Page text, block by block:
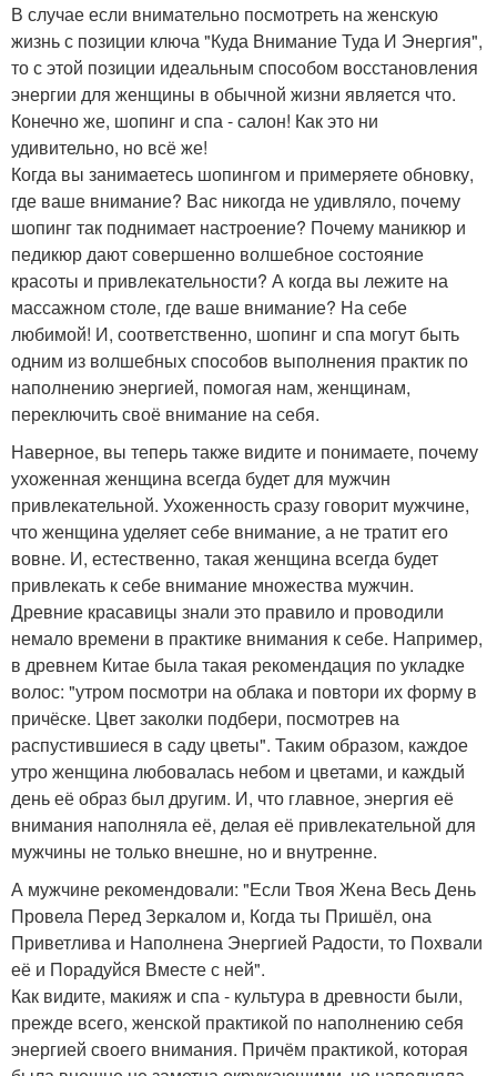
В случае если внимательно посмотреть на женскую
жизнь с позиции ключа "Куда Внимание Туда И Энергия",
то с этой позиции идеальным способом восстановления
энергии для женщины в обычной жизни является что.
Конечно же, шопинг и спа - салон! Как это ни
удивительно, но всё же!
Когда вы занимаетесь шопингом и примеряете обновку,
где ваше внимание? Вас никогда не удивляло, почему
шопинг так поднимает настроение? Почему маникюр и
педикюр дают совершенно волшебное состояние
красоты и привлекательности? А когда вы лежите на
массажном столе, где ваше внимание? На себе
любимой! И, соответственно, шопинг и спа могут быть
одним из волшебных способов выполнения практик по
наполнению энергией, помогая нам, женщинам,
переключить своё внимание на себя.
Наверное, вы теперь также видите и понимаете, почему
ухоженная женщина всегда будет для мужчин
привлекательной. Ухоженность сразу говорит мужчине,
что женщина уделяет себе внимание, а не тратит его
вовне. И, естественно, такая женщина всегда будет
привлекать к себе внимание множества мужчин.
Древние красавицы знали это правило и проводили
немало времени в практике внимания к себе. Например,
в древнем Китае была такая рекомендация по укладке
волос: "утром посмотри на облака и повтори их форму в
причёске. Цвет заколки подбери, посмотрев на
распустившиеся в саду цветы". Таким образом, каждое
утро женщина любовалась небом и цветами, и каждый
день её образ был другим. И, что главное, энергия её
внимания наполняла её, делая её привлекательной для
мужчины не только внешне, но и внутренне.
А мужчине рекомендовали: "Если Твоя Жена Весь День
Провела Перед Зеркалом и, Когда ты Пришёл, она
Приветлива и Наполнена Энергией Радости, то Похвали
её и Порадуйся Вместе с ней".
Как видите, макияж и спа - культура в древности были,
прежде всего, женской практикой по наполнению себя
энергией своего внимания. Причём практикой, которая